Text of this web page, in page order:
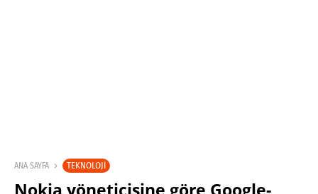
ANA SAYFA TEKNOLOJI